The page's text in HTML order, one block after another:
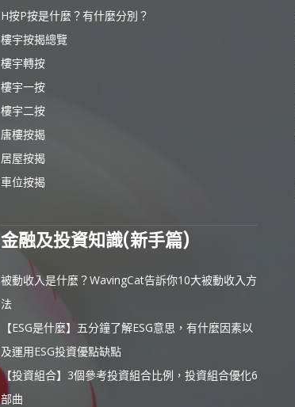
H按P按是什麼？有什麼分別？
樓宇按揭總覽
樓宇轉按
樓宇一按
樓宇二按
唐樓按揭
居屋按揭
車位按揭
金融及投資知識(新手篇)
被動收入是什麼？WavingCat告訴你10大被動收入方
法
【ESG是什麼】五分鐘了解ESG意思，有什麼因素以
及運用ESG投資優點缺點
【投資組合】3個參考投資組合比例，投資組合優化6
部曲